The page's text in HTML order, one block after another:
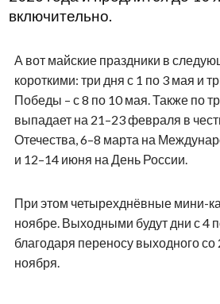
включительно.
А вот майские праздники в
короткими: три дня с 1 по 3 мая и
Победы – с 8 по 10 мая. Также по
выпадает на 21–23 февраля в
Отечества, 6–8 марта на
и 12–14 июня на День России.
При этом четырехднёвные мини-
ноябре. Выходными будут дни с 4
благодаря переносу выходного со
ноября.